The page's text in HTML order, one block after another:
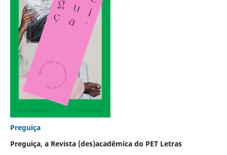
Preguiça
Preguiça, a Revista (des)acadêmica do PET Letras